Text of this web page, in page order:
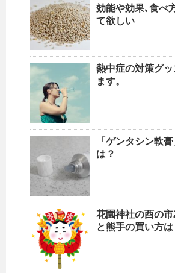
効能や効果､食べ
て欲しい
熱中症の対策グ
ます。
「ゲンタシン軟
は？
花園神社の酉の
と熊手の買い方は